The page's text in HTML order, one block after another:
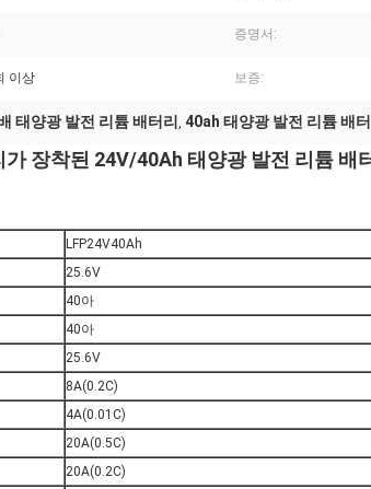
증명서:
이상 보증:
태양광 발전 리튬 배터리 , 40ah 태양광 발전 리튬 배터
장착된 24V/40Ah 태양광 발전 리튬 배
LFP24V40Ah
25.6V
40아
40아
25.6V
8A(0.2C)
4A(0.01C)
20A(0.5C)
20A(0.2C)